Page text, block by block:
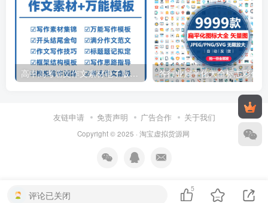
高中高考语文作文素材电子版满分作文写作通用模板及范文句子
友链申请 免责声明 广告合作 关于我们
Copyright © 2025 · 淘宝虚拟货源网
评论已关闭
5